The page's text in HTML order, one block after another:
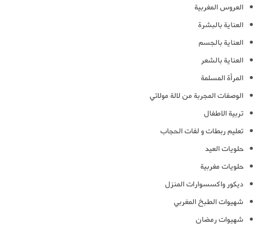
العروس المغربية
العناية بالبشرة
العناية بالجسم
العناية بالشعر
المرأة المسلمة
الوصفات المجربة من لالة مولاتي
تربية الاطفال
تعليم ربطات و لفات الحجاب
حلويات العيد
حلويات مغربية
ديكور واكسسوارات المنزل
شهيوات الطبخ المغربي
شهيوات رمضان